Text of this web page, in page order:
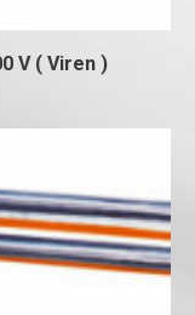
V ( Viren )